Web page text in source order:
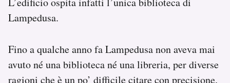
Lampedusa.
Fino a qualche anno fa Lampedusa non aveva mai
avuto né una biblioteca né una libreria, per diverse
ragioni che è un po’ difficile citare con precisione.